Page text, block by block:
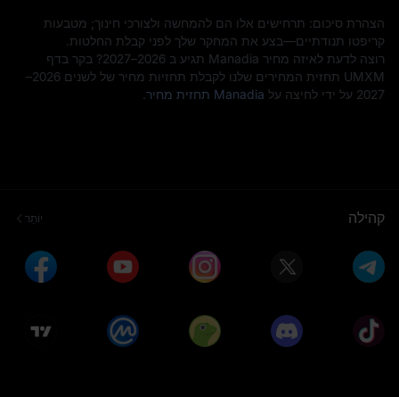
הצהרת סיכום: תרחישים אלו הם להמחשה ולצורכי חינוך; מטבעות
קריפטו תנודתיים—בצע את המחקר שלך לפני קבלת החלטות.
רוצה לדעת לאיזה מחיר Manadia תגיע ב 2026–2027? בקר בדף
UMXM תחזית המחירים שלנו לקבלת תחזיות מחיר של לשנים 2026–
2027 על ידי לחיצה על
Manadia תחזית מחיר
קהילה יוֹתֵר